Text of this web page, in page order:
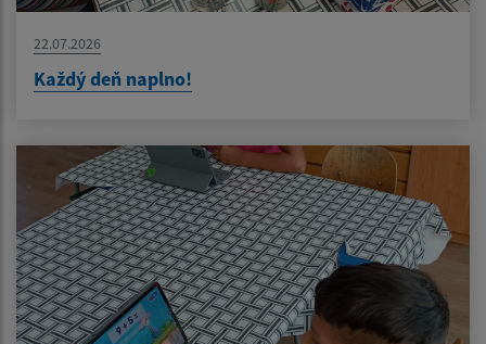
22.07.2026
Každý deň naplno!